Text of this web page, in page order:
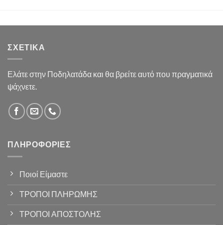
ΣΧΕΤΙΚΆ
Ελάτε στην Ποδηλατάδα και θα βρείτε αυτό που πραγματικά
ψάχνετε.
ΠΛΗΡΟΦΟΡΊΕΣ
Ποιοί Είμαστε
ΤΡΟΠΟΙ ΠΛΗΡΩΜΗΣ
ΤΡΟΠΟΙ ΑΠΟΣΤΟΛΗΣ